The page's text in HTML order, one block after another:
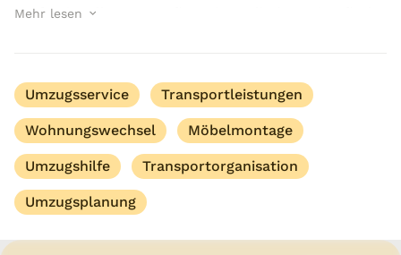
professionelle Umzugsfirma in Berlin benötigt, findet
Mehr lesen
Umzugsservice Transportleistungen
Wohnungswechsel Möbelmontage
Umzugshilfe Transportorganisation
Umzugsplanung